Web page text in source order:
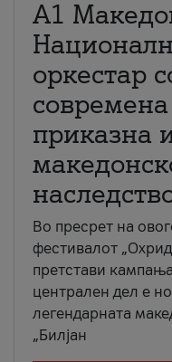
А1
оркестар
приказна
Во пресрет на
фестивалот
претстави
централен дел е
легендарната
„Билјан